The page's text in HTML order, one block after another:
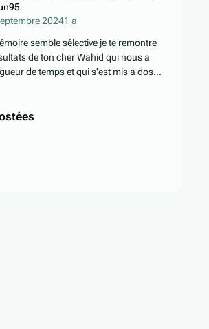
resultats, c'est positif;
20241 a
semble sélective je te remontre
de ton cher Wahid qui nous a
de temps et qui s'est mis a dos